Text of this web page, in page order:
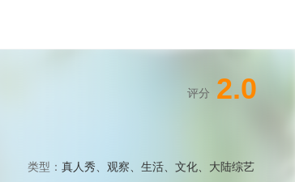
类型：真人秀 、观察 、生活 、文化
大陆综艺
评分 2.0